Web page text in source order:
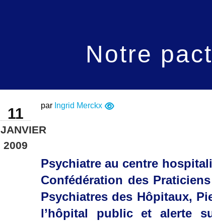
Notre
11
JANVIER
2009
par Ingrid Merckx
Psychiatre au centre
Confédération des
Psychiatres des Hôpitaux,
l’hôpital public et alerte